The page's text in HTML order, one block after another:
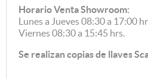
Horario Venta Showroom:
Lunes a Jueves 08:30 a 17:00
Viernes 08:30 a 15:45 hrs.
Se realizan copias de llaves